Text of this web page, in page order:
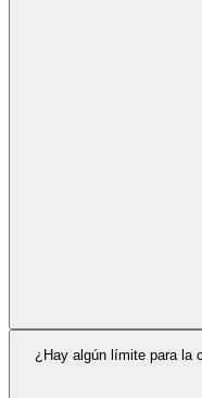
¿Hay algún límite para la